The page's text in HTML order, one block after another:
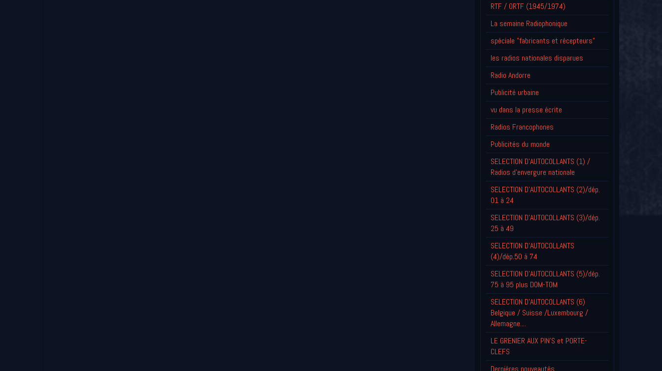
RTF / ORTF (1945/1974)
La semaine Radiophonique
spéciale "fabricants et récepteurs"
les radios nationales disparues
Radio Andorre
Publicité urbaine
vu dans la presse écrite
Radios Francophones
Publicités du monde
SELECTION D'AUTOCOLLANTS (1) /
Radios d'envergure nationale
SELECTION D'AUTOCOLLANTS (2)/dép.
01 à 24
SELECTION D'AUTOCOLLANTS (3)/dép.
25 à 49
SELECTION D'AUTOCOLLANTS
(4)/dép.50 à 74
SELECTION D'AUTOCOLLANTS (5)/dép.
75 à 95 plus DOM-TOM
SELECTION D'AUTOCOLLANTS (6)
Belgique / Suisse /Luxembourg /
Allemagne....
LE GRENIER AUX PIN'S et PORTE-
CLEFS
Derniéres nouveautés